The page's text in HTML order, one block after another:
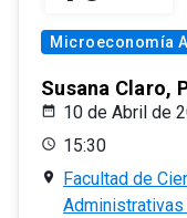
Microeconomía
Susana Claro,
10 de Abril de
15:30
Facultad de
Administrativas